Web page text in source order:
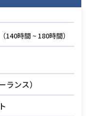
しくはSQLを用い
にまとめて、説明
（140時間 ~ 180時間）
ランス）